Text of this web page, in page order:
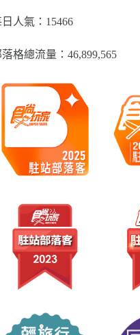
人氣：15466
格總流量：​46,899,565